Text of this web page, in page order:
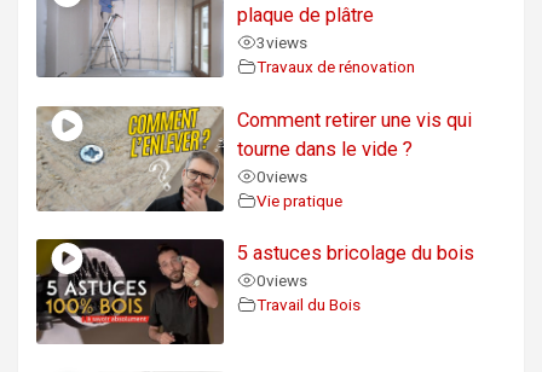
plaque de plâtre
3views
Travaux de rénovation
Comment retirer une vis qui
tourne dans le vide ?
0views
Vie pratique
5 astuces bricolage du bois
0views
Travail du Bois